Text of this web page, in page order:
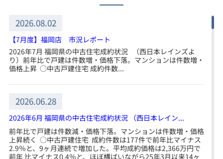
2026.08.02
【7月度】福岡店 市況レポート
2026年7月 福岡県の中古住宅成約状況 （西日本レインズよ
り）前年比で戸建は件数増・価格下落。マンションは件数増・
価格上昇 ○中古戸建住宅 成約件数...
2026.06.28
2026年6月 福岡県の中古住宅成約状況 （西日本レイン...
前年比で戸建は件数減・価格下落。マンションは件数増・価格
上昇続く ○中古戸建住宅 成約件数は177件で前年比マイナス
2.9％と、9ヶ月連続で増加した。平均成約価格は2,366万円で
前年 比マイナス0.4％と、ほぼ横ばいながら25年3月以来14ヶ